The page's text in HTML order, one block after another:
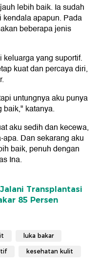
lebih baik. Ia sudah
kendala apapun. Pada
beberapa jenis
yang suportif.
kuat dan percaya diri,
untungnya aku punya
katanya.
aku sedih dan kecewa,
Dan sekarang aku
baik, penuh dengan
Ina.
Transplantasi
85 Persen
luka bakar
kesehatan kulit